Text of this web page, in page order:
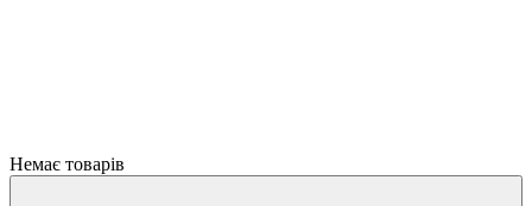
Немає товарів